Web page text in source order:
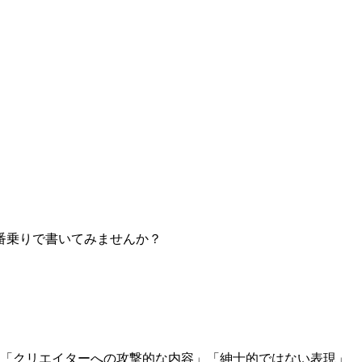
りで書いてみませんか？
リエイターへの攻撃的な内容」「紳士的ではない表現」